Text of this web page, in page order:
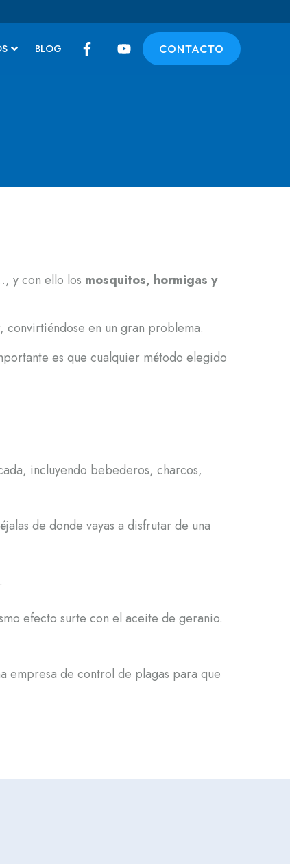
BLOG CONTACTO
y con ello los mosquitos, hormigas y
convirtiéndose en un gran problema.
es que cualquier método elegido
incluyendo bebederos, charcos,
de donde vayas a disfrutar de una
efecto surte con el aceite de geranio.
empresa de control de plagas para que